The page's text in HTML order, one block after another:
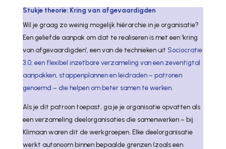
Stukje theorie: Kring van afgevaardigden
Wil je graag zo weinig mogelijk hiërarchie in je organisatie?
Een geliefde aanpak om dat te realiseren is met een ‘kring
van afgevaardigden’, een van de technieken uit Sociocratie
3.0, een flexibel inzetbare verzameling van een zeventigtal
aanpakken, stappenplannen en leidraden − patronen
genoemd − die helpen om beter samen te werken.
Als je dit patroon toepast, ga je je organisatie opvatten als
een verzameling deelorganisaties die samenwerken − bij
Klimaan waren dit de werkgroepen. Elke deelorganisatie
werkt autonoom binnen bepaalde grenzen (zoals een